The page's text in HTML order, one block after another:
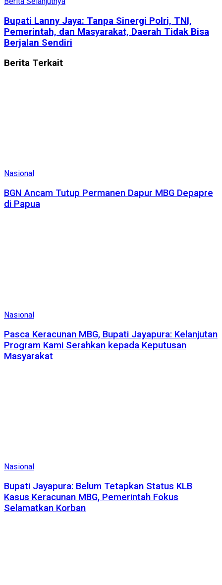
Bupati Lanny Jaya: Tanpa Sinergi Polri, TNI,
Pemerintah, dan Masyarakat, Daerah Tidak Bisa
Berjalan Sendiri
Berita Terkait
Nasional
BGN Ancam Tutup Permanen Dapur MBG Depapre
di Papua
Nasional
Pasca Keracunan MBG, Bupati Jayapura: Kelanjutan
Program Kami Serahkan kepada Keputusan
Masyarakat
Nasional
Bupati Jayapura: Belum Tetapkan Status KLB
Kasus Keracunan MBG, Pemerintah Fokus
Selamatkan Korban